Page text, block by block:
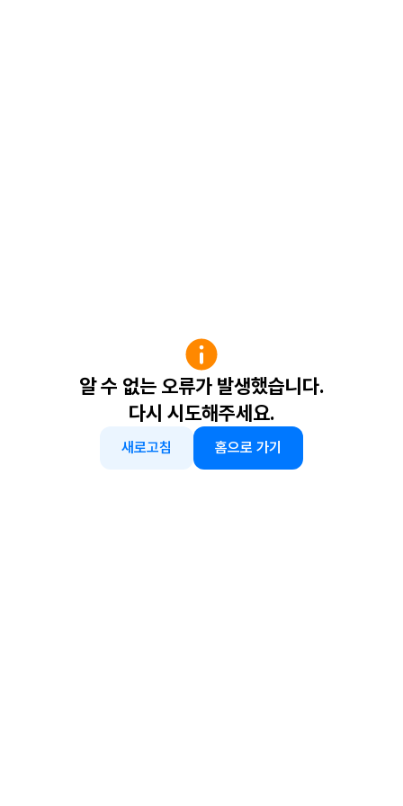
알 수 없는 오류가 발생했습니다.
다시 시도해주세요.
새로고침 홈으로 가기